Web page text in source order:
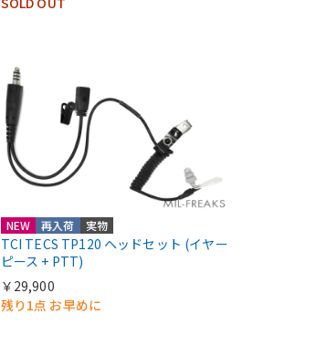
NEW 再入荷 実物
TCI TECS TP120 ヘッドセット (イヤー
ピース + PTT)
￥29,900
残り1点 お早めに